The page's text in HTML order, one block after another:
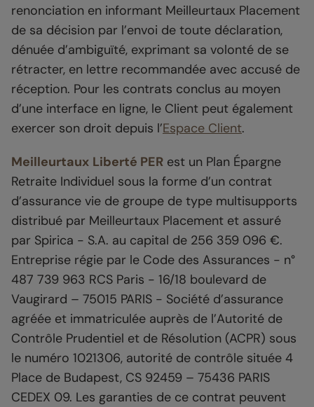
renonciation en informant Meilleurtaux Placement
de sa décision par l’envoi de toute déclaration,
dénuée d’ambiguïté, exprimant sa volonté de se
rétracter, en lettre recommandée avec accusé de
réception. Pour les contrats conclus au moyen
d’une interface en ligne, le Client peut également
exercer son droit depuis l’Espace Client.
Meilleurtaux Liberté PER est un Plan Épargne
Retraite Individuel sous la forme d’un contrat
d’assurance vie de groupe de type multisupports
distribué par Meilleurtaux Placement et assuré
par Spirica - S.A. au capital de 256 359 096 €.
Entreprise régie par le Code des Assurances - n°
487 739 963 RCS Paris - 16/18 boulevard de
Vaugirard – 75015 PARIS - Société d’assurance
agréée et immatriculée auprès de l’Autorité de
Contrôle Prudentiel et de Résolution (ACPR) sous
le numéro 1021306, autorité de contrôle située 4
Place de Budapest, CS 92459 – 75436 PARIS
CEDEX 09. Les garanties de ce contrat peuvent